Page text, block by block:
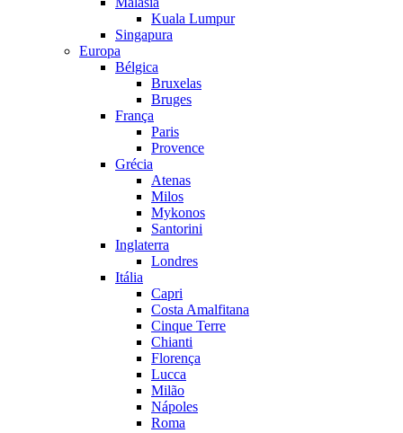
Kuala Lumpur
Singapura
Europa
Bélgica
Bruxelas
Bruges
França
Paris
Provence
Grécia
Atenas
Milos
Mykonos
Santorini
Inglaterra
Londres
Itália
Capri
Costa Amalfitana
Cinque Terre
Chianti
Florença
Lucca
Milão
Nápoles
Roma